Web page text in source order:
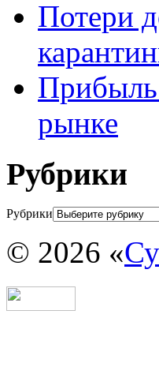
Потери
Прибыль
рынке
Рубрики
Рубрики
© 2026 «